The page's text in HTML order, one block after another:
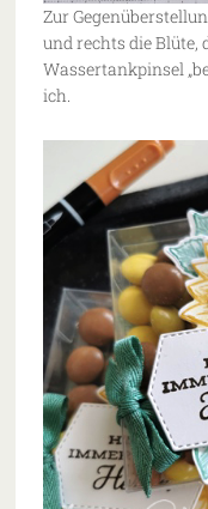
Zur
und rechts die Blüte,
Wassertankpinsel
ich.